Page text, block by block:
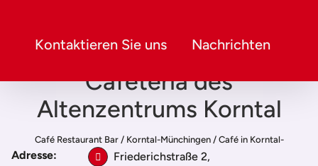
Kontaktieren Sie uns Nachrichten
Cafeteria des
Altenzentrums Korntal
Café Restaurant Bar/ Korntal-Münchingen/ Café in Korntal-
Münchingen / Cafeteria des Altenzentrums Korntal
Adresse:
Friederichstraße 2,